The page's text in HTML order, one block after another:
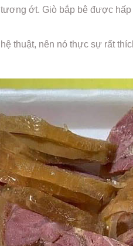
ớt. Giò bắp bê được
thuật, nên nó thực sự rất